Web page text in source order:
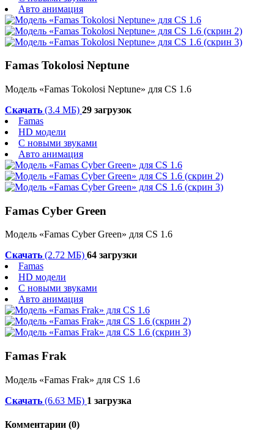
Авто анимация
Famas Tokolosi Neptune
Модель «Famas Tokolosi Neptune» для CS 1.6
Скачать (3.4 МБ) 29 загрузок
Famas
HD модели
С новыми звуками
Авто анимация
Famas Cyber Green
Модель «Famas Cyber Green» для CS 1.6
Скачать (2.72 МБ) 64 загрузки
Famas
HD модели
С новыми звуками
Авто анимация
Famas Frak
Модель «Famas Frak» для CS 1.6
Скачать (6.63 МБ) 1 загрузка
Комментарии (0)